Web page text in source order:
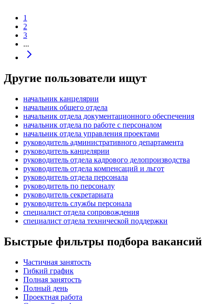
1
2
3
...
Другие пользователи ищут
начальник канцелярии
начальник общего отдела
начальник отдела документационного обеспечения
начальник отдела по работе с персоналом
начальник отдела управления проектами
руководитель административного департамента
руководитель канцелярии
руководитель отдела кадрового делопроизводства
руководитель отдела компенсаций и льгот
руководитель отдела персонала
руководитель по персоналу
руководитель секретариата
руководитель службы персонала
специалист отдела сопровождения
специалист отдела технической поддержки
Быстрые фильтры подбора вакансий
Частичная занятость
Гибкий график
Полная занятость
Полный день
Проектная работа